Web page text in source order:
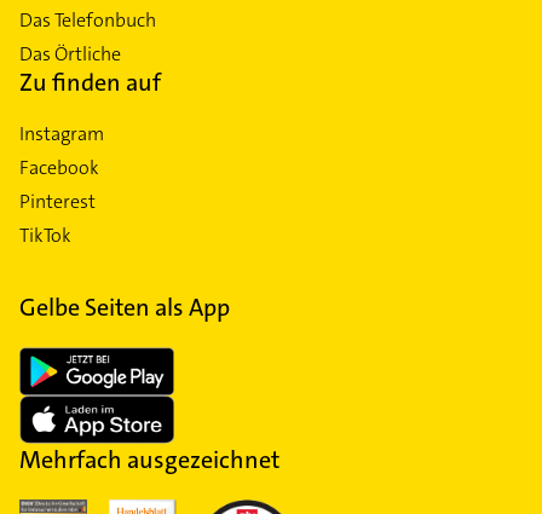
Das Telefonbuch
Das Örtliche
Zu finden auf
Instagram
Facebook
Pinterest
TikTok
Gelbe Seiten als App
Mehrfach ausgezeichnet